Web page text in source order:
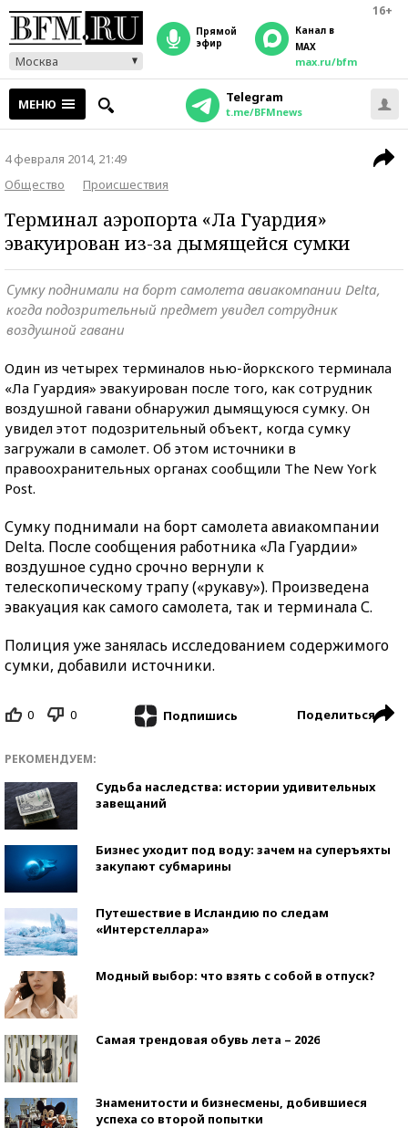
16+
Москва
прямой
эфир
Канал в
MAX
max.ru/bfm
МЕНЮ Telegram
t.me/BFMnews
4 февраля 2014, 21:49
Общество
Происшествия
Терминал аэропорта «Ла Гуардия»
эвакуирован из-за дымящейся сумки
Сумку поднимали на борт самолета авиакомпании Delta,
когда подозрительный предмет увидел сотрудник
воздушной гавани
Один из четырех терминалов нью-йоркского терминала
«Ла Гуардия» эвакуирован после того, как сотрудник
воздушной гавани обнаружил дымящуюся сумку. Он
увидел этот подозрительный объект, когда сумку
загружали в самолет. Об этом источники в
правоохранительных органах сообщили The New York
Post.
Сумку поднимали на борт самолета авиакомпании
Delta. После сообщения работника «Ла Гуардии»
воздушное судно срочно вернули к
телескопическому трапу («рукаву»). Произведена
эвакуация как самого самолета, так и терминала С.
Полиция уже занялась исследованием содержимого
сумки, добавили источники.
0 0 Подпишись Поделиться
РЕКОМЕНДУЕМ:
Судьба наследства: истории удивительных
завещаний
Бизнес уходит под воду: зачем на суперъяхты
закупают субмарины
Путешествие в Исландию по следам
«Интерстеллара»
Модный выбор: что взять с собой в отпуск?
Самая трендовая обувь лета – 2026
Знаменитости и бизнесмены, добившиеся
успеха со второй попытки